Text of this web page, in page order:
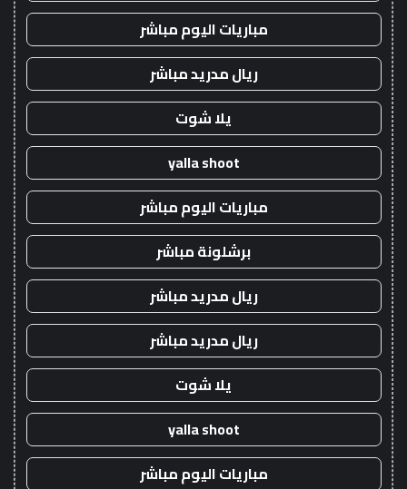
مباريات اليوم مباشر
ريال مدريد مباشر
يلا شوت
yalla shoot
مباريات اليوم مباشر
برشلونة مباشر
ريال مدريد مباشر
ريال مدريد مباشر
يلا شوت
yalla shoot
مباريات اليوم مباشر